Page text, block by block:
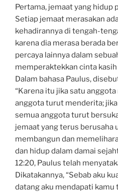
Pertama, jemaat yang hidup
Setiap jemaat merasakan
kehadirannya di tengah-
karena dia merasa berada
percaya lainnya dalam
memperaktekkan cinta
Dalam bahasa Paulus,
“Karena itu jika satu
anggota turut menderita;
semua anggota turut
jemaat yang terus berusaha
membangun dan
dan hidup dalam damai
12:20, Paulus telah
Dikatakannya, “Sebab aku
datang aku mendapati kamu